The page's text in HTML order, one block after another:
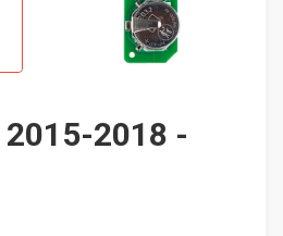
2018 -